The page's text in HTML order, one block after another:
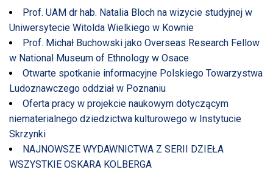
Prof. UAM dr hab. Natalia Bloch na wizycie studyjnej w
Uniwersytecie Witolda Wielkiego w Kownie
Prof. Michał Buchowski jako Overseas Research Fellow
w National Museum of Ethnology w Osace
Otwarte spotkanie informacyjne Polskiego Towarzystwa
Ludoznawczego oddział w Poznaniu
Oferta pracy w projekcie naukowym dotyczącym
niematerialnego dziedzictwa kulturowego w Instytucie
Skrzynki
NAJNOWSZE WYDAWNICTWA Z SERII DZIEŁA
WSZYSTKIE OSKARA KOLBERGA